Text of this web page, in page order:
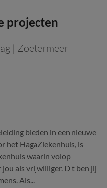
projecten
| Zoetermeer
bieden in een nieuwe
het HagaZiekenhuis, is
waarin volop
jou als vrijwilliger. Dit ben jij
Als...